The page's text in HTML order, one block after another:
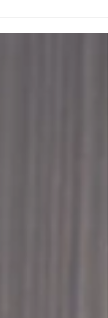
tanto, la densidad del cabello
el de la barba.